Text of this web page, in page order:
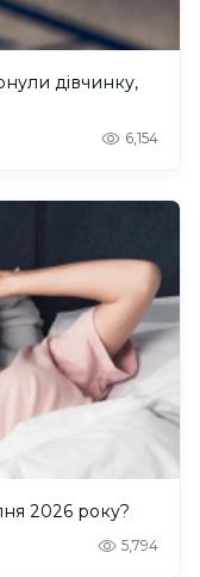
дівчинку,
6,154
2026 року?
5,794